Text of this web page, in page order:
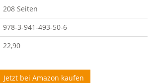
208 Seiten
978-3-941-493-50-6
22,90
Jetzt bei Amazon kaufen